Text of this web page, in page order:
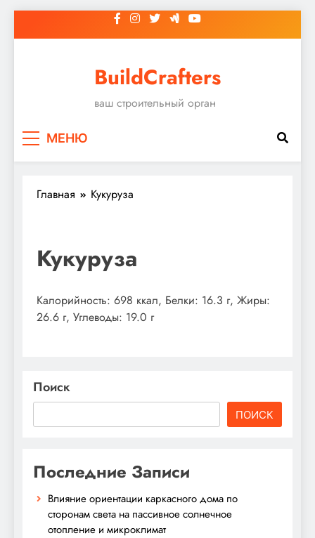
к
BuildCrafters
ваш строительный орган
МЕНЮ
Главная Кукуруза
Кукуруза
Калорийность: 698 ккал, Белки: 16.3 г, Жиры:
26.6 г, Углеводы: 19.0 г
Поиск
ПОИСК
Последние Записи
Влияние ориентации каркасного дома по
сторонам света на пассивное солнечное
отопление и микроклимат